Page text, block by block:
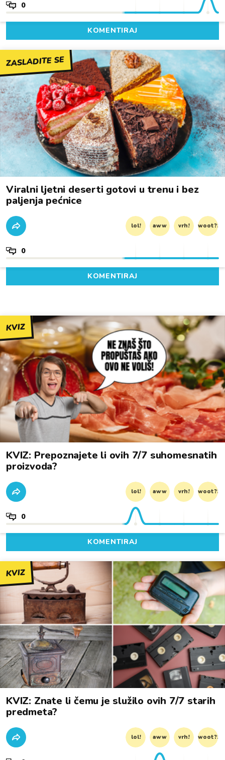
0
KOMENTIRAJ
ZASLADITE SE
Viralni ljetni deserti gotovi u trenu i bez
paljenja pećnice
lol! aww vrh! woot?!
0
KOMENTIRAJ
KVIZ
KVIZ: Prepoznajete li ovih 7/7 suhomesnatih
proizvoda?
lol! aww vrh! woot?!
0
KOMENTIRAJ
KVIZ
KVIZ: Znate li čemu je služilo ovih 7/7 starih
predmeta?
lol! aww vrh! woot?!